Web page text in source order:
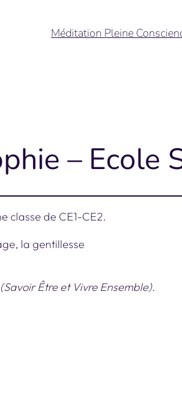
Méditation Pleine
– Ecole
classe de CE1-CE2.
la gentillesse
Être et Vivre Ensemble).